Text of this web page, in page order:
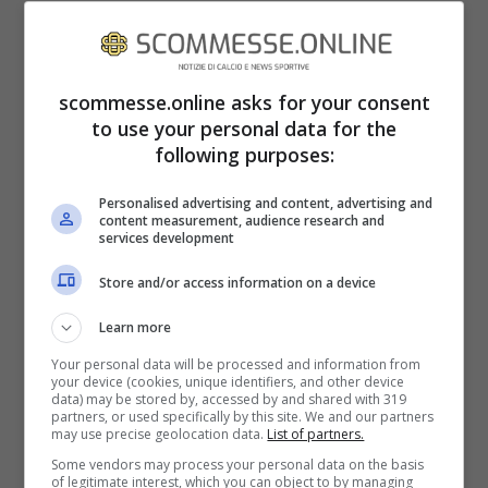
Intanto, ha così parlato l’ex portiere:“Io
sono vecchio, ma il Mondiale concentrato
in una nazione mi sembrava fosse giusto,
se adesso scelgono di spargerlo per il
mondo perde di valore il Mondiale stesso,
credo che un centro ci debba essere
sempre”.Un Mondiale che quindi non
avrebbe più una personalità, un ricordo
scommesse.online asks for your consent
to use your personal data for the
following purposes:
Personalised advertising and content, advertising and
content measurement, audience research and
services development
Store and/or access information on a device
Learn more
Your personal data will be processed and information from
your device (cookies, unique identifiers, and other device
data) may be stored by, accessed by and shared with 319
partners, or used specifically by this site. We and our partners
may use precise geolocation data. List of partners.
Some vendors may process your personal data on the basis
of legitimate interest, which you can object to by managing